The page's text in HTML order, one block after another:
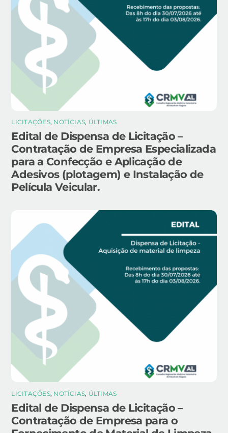
LICITAÇÕES, NOTÍCIAS, ÚLTIMAS
Edital de Dispensa de Licitação –
Contratação de Empresa Especializada
para a Confecção e Aplicação de
Adesivos (plotagem) e Instalação de
Película Veicular.
LICITAÇÕES, NOTÍCIAS, ÚLTIMAS
Edital de Dispensa de Licitação –
Contratação de Empresa para o